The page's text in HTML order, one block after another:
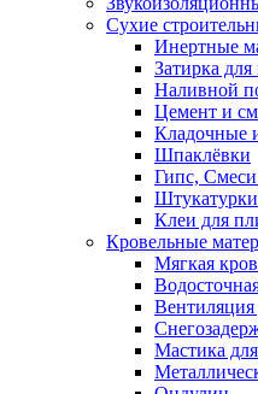
Сухие
Инертные
Затирка
Наливной
Цемент и
Кладочные
Шпаклёвки
Гипс, Смеси
Штукатурки
Клеи для
Кровельные
Мягкая
Вентиляция
Мастика